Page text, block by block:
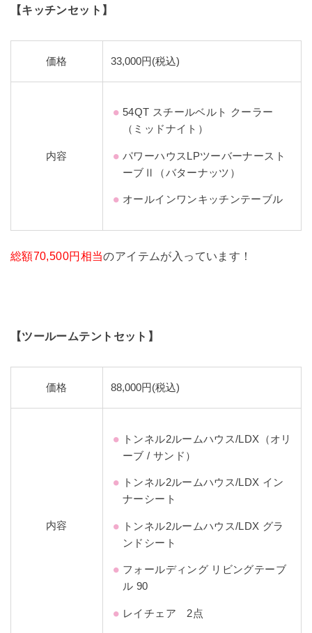
【キッチンセット】
価格 33,000円(税込)
内容
54QT スチールベルト クーラー
（ミッドナイト）
パワーハウスLPツーバーナースト
ーブⅡ（バターナッツ）
オールインワンキッチンテーブル
総額70,500円相当のアイテムが入っています！
【ツールームテントセット】
価格 88,000円(税込)
内容
トンネル2ルームハウス/LDX（オリ
ーブ / サンド）
トンネル2ルームハウス/LDX イン
ナーシート
トンネル2ルームハウス/LDX グラ
ンドシート
フォールディング リビングテーブ
ル 90
レイチェア 2点